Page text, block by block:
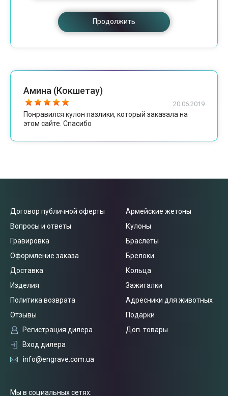
Продолжить
Амина (Кокшетау)
20.06.2019
Понравился кулон пазлики, который заказала на
этом сайте. Спасибо
Договор публичной оферты
Вопросы и ответы
Гравировка
Оформление заказа
Доставка
Изделия
Политика возврата
Отзывы
Регистрация дилера
Вход дилера
Армейские жетоны
Кулоны
Браслеты
Брелоки
Кольца
Зажигалки
Адресники для животных
Подарки
Доп. товары
info@engrave.com.ua
Мы в социальных сетях: